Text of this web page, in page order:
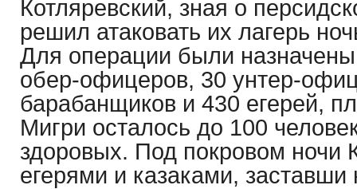
Котляревский, зная о
решил атаковать их лагерь
Для операции были
обер-офицеров, 30 унтер-
барабанщиков и 430 егерей,
Мигри осталось до 100
здоровых. Под покровом ночи
егерями и казаками, заставши